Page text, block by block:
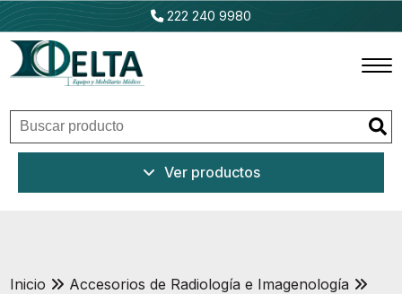
222 240 9980
Inicio
Outlet
Ver productos
Inicio
Accesorios de Radiología e Imagenología